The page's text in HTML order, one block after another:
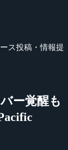
ス投稿・情報提
ー覚醒も